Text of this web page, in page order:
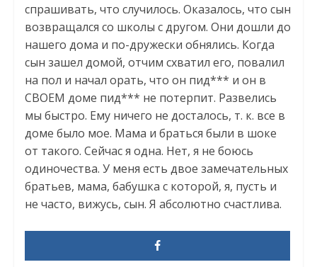
спрашивать, что случилось. Оказалось, что сын
возвращался со школы с другом. Они дошли до
нашего дома и по-дружески обнялись. Когда
сын зашел домой, отчим схватил его, повалил
на пол и начал орать, что он пид*** и он в
СВОЕМ доме пид*** не потерпит. Развелись
мы быстро. Ему ничего не досталось, т. к. все в
доме было мое. Мама и браться были в шоке
от такого. Сейчас я одна. Нет, я не боюсь
одиночества. У меня есть двое замечательных
братьев, мама, бабушка с которой, я, пусть и
не часто, вижусь, сын. Я абсолютно счастлива.